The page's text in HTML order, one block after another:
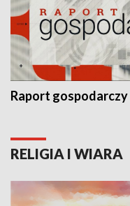
Raport gospodarczy
RELIGIA I WIARA